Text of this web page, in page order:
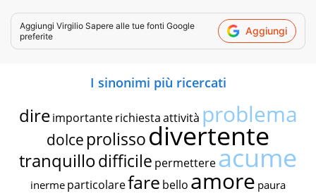
Aggiungi Virgilio Sapere alle tue fonti Google
preferite
Aggiungi
I sinonimi più ricercati
dire importante richiestaattività problema
dolce prolissodivertente
tranquillodifficile permettereacume
inerme particolarefare bello amore paura